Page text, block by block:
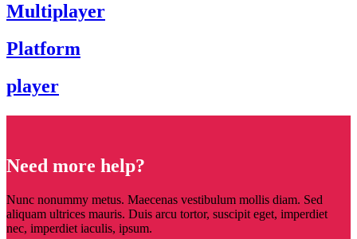
Multiplayer
Platform
player
Need more help?
Nunc nonummy metus. Maecenas vestibulum mollis diam. Sed
aliquam ultrices mauris. Duis arcu tortor, suscipit eget, imperdiet
nec, imperdiet iaculis, ipsum.